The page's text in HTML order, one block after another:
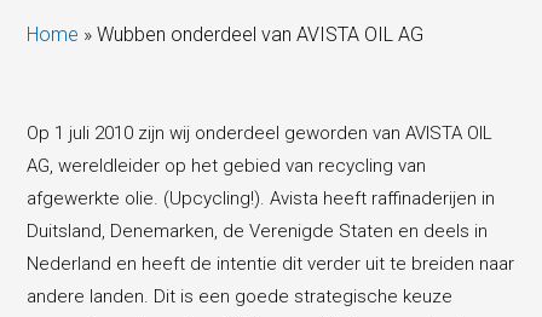
Home »Wubben onderdeel van AVISTA OIL AG
Op 1 juli 2010 zijn wij onderdeel geworden van AVISTA OIL
AG, wereldleider op het gebied van recycling van
afgewerkte olie. (Upcycling!). Avista heeft raffinaderijen in
Duitsland, Denemarken, de Verenigde Staten en deels in
Nederland en heeft de intentie dit verder uit te breiden naar
andere landen. Dit is een goede strategische keuze